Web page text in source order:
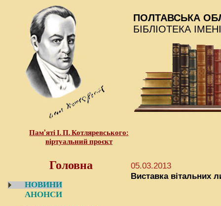
Пам’яті І. П. Котляревського:
віртуальний проєкт
ПОЛТАВСЬКА
БІБЛІОТЕКА
Головна
НОВИНИ
АНОНСИ
05.03.2013
Виставка вітальних